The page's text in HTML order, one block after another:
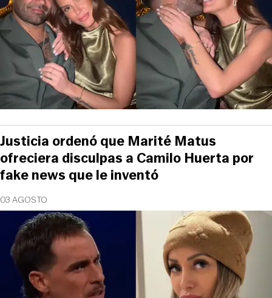
03 AGOSTO
Justicia ordenó que Marité Matus
ofreciera disculpas a Camilo Huerta por
fake news que le inventó